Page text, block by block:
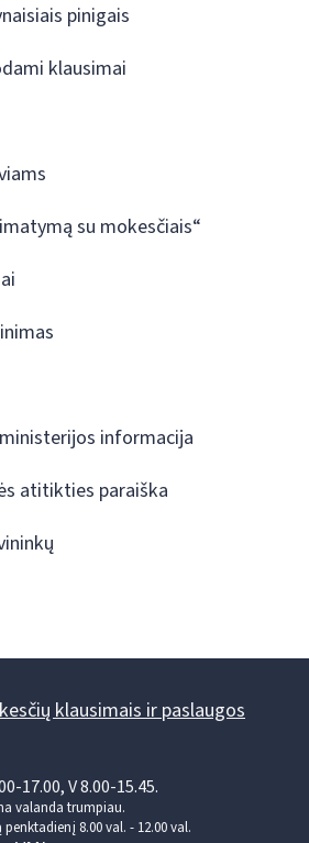
pinigais
klausimai
su mokesčiais“
informacija
atitikties paraiška
klausimais ir paslaugos
17.00, V 8.00-15.45.
valanda trumpiau.
8.00 val. - 12.00 val.